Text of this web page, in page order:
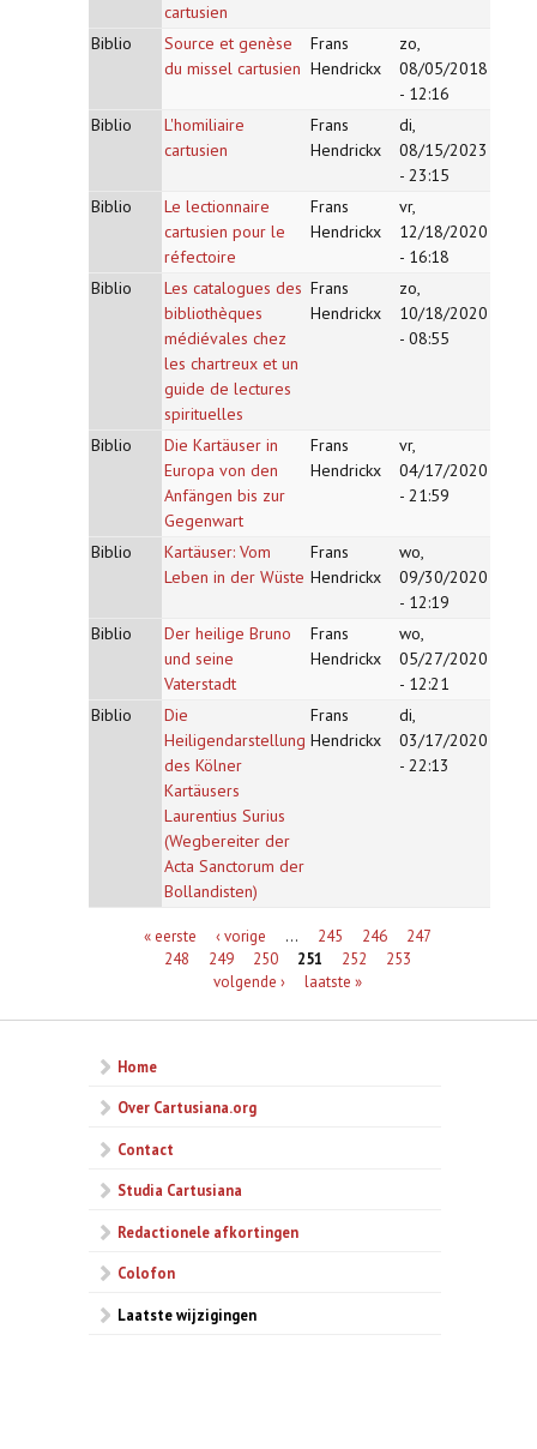
cartusien
Biblio
Source et genèse
du missel cartusien
Frans
Hendrickx
zo,
08/05/2018
- 12:16
Biblio
L'homiliaire
cartusien
Frans
Hendrickx
di,
08/15/2023
- 23:15
Biblio
Le lectionnaire
cartusien pour le
réfectoire
Frans
Hendrickx
vr,
12/18/2020
- 16:18
Biblio
Les catalogues des
bibliothèques
médiévales chez
les chartreux et un
guide de lectures
spirituelles
Frans
Hendrickx
zo,
10/18/2020
- 08:55
Biblio
Die Kartäuser in
Europa von den
Anfängen bis zur
Gegenwart
Frans
Hendrickx
vr,
04/17/2020
- 21:59
Biblio
Kartäuser: Vom
Leben in der Wüste
Frans
Hendrickx
wo,
09/30/2020
- 12:19
Biblio
Der heilige Bruno
und seine
Vaterstadt
Frans
Hendrickx
wo,
05/27/2020
- 12:21
Biblio
Die
Heiligendarstellung
des Kölner
Kartäusers
Laurentius Surius
(Wegbereiter der
Acta Sanctorum der
Bollandisten)
Frans
Hendrickx
di,
03/17/2020
- 22:13
Pagina's« eerste ‹ vorige … 245 246
247
248
249 250 251 252
253
volgende ›
laatste »
Home
Over Cartusiana.org
Contact
Studia Cartusiana
Redactionele afkortingen
Colofon
Laatste wijzigingen